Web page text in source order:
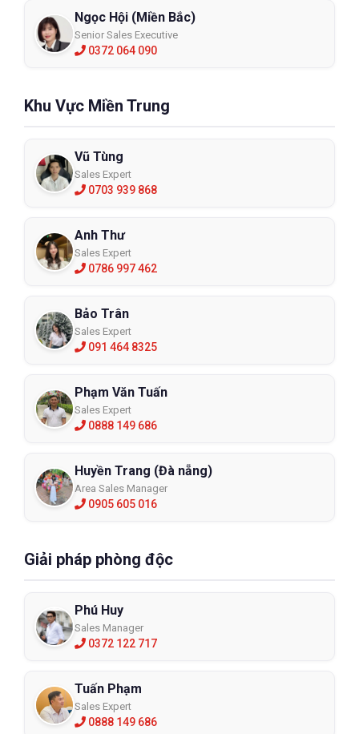
Ngọc Hội (Miền Bắc)
Senior Sales Executive
0372 064 090
Khu Vực Miền Trung
Vũ Tùng
Sales Expert
0703 939 868
Anh Thư
Sales Expert
0786 997 462
Bảo Trân
Sales Expert
091 464 8325
Phạm Văn Tuấn
Sales Expert
0888 149 686
Huyền Trang (Đà nẵng)
Area Sales Manager
0905 605 016
Giải pháp phòng độc
Phú Huy
Sales Manager
0372 122 717
Tuấn Phạm
Sales Expert
0888 149 686